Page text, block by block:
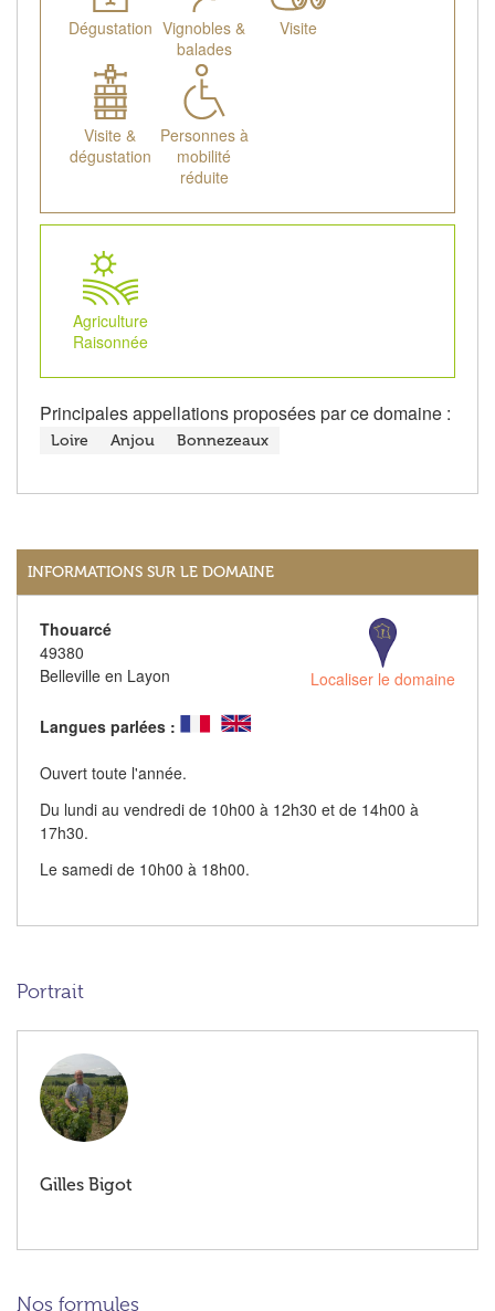
Dégustation Vignobles &
balades
Visite
Visite &
dégustation
Personnes à
mobilité
réduite
Agriculture
Raisonnée
Principales appellations proposées par ce domaine :
Loire Anjou Bonnezeaux
INFORMATIONS SUR LE DOMAINE
Thouarcé
49380
Belleville en Layon
Localiser le domaine
Langues parlées :
Ouvert toute l'année.
Du lundi au vendredi de 10h00 à 12h30 et de 14h00 à
17h30.
Le samedi de 10h00 à 18h00.
Portrait
Gilles Bigot
Nos formules